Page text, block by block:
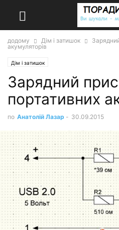
додому Дім і затишок
акумуляторів
Дім і затишок
Зарядний
портативних
по Анатолій Лазар - 30.09.2015